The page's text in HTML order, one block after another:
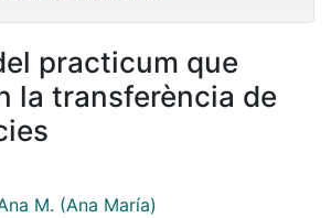
practicum que
la transferència de
M. (Ana María)